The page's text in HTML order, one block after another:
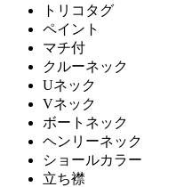
トリコタグ
ペイント
マチ付
クルーネック
Uネック
Vネック
ボートネック
ヘンリーネック
ショールカラー
立ち襟